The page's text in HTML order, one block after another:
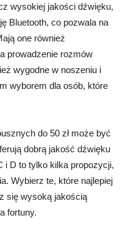
wysokiej jakości dźwięku,
Bluetooth, co pozwala na
one również
prowadzenie rozmów
wygodne w noszeniu i
wyborem dla osób, które
do 50 zł może być
dobrą jakość dźwięku
i D to tylko kilka propozycji,
Wybierz te, które najlepiej
się wysoką jakością
fortuny.